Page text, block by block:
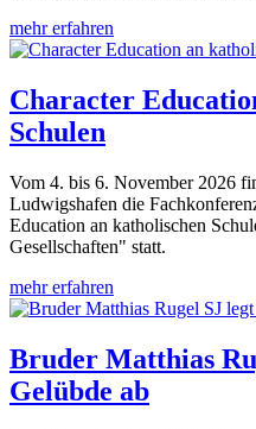
mehr erfahren
Character
Schulen
Vom 4. bis 6. November 2026
Ludwigshafen die
Education an katholischen
Gesellschaften" statt.
mehr erfahren
Bruder Matthias
Gelübde ab